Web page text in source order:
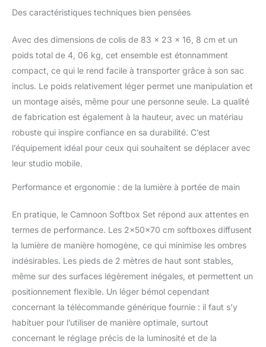
d'éclairage (lumière
froide, lumière froide +
une température bicolore
de 2800K-5700K et une
luminosité réglable de 1%
à 100% peuvent
besoins d'éclairage dans
différents scénarios de
photographie. Grande
Boîte à Lumière Flexible :
avec tissu diffuseur
blanc vous fournit un
uniforme ; avec prise E27
pour l'installation directe
de la lumière LED ; et la
boîte à lumière peut
vous permettre d'avoir
des angles de lumière
optimaux, rendant vos
photos et vidéos plus
professionnelles.
Des caractéristiques techniques bien pensées
Avec des dimensions de colis de 83 x 23 x 16, 8 cm et un
poids total de 4, 06 kg, cet ensemble est étonnamment
compact, ce qui le rend facile à transporter grâce à son sac
inclus. Le poids relativement léger permet une manipulation et
un montage aisés, même pour une personne seule. La qualité
de fabrication est également à la hauteur, avec un matériau
robuste qui inspire confiance en sa durabilité. C’est
l’équipement idéal pour ceux qui souhaitent se déplacer avec
leur studio mobile.
Performance et ergonomie : de la lumière à portée de main
En pratique, le Camnoon Softbox Set répond aux attentes en
termes de performance. Les 2x50x70 cm softboxes diffusent
la lumière de manière homogène, ce qui minimise les ombres
indésirables. Les pieds de 2 mètres de haut sont stables,
même sur des surfaces légèrement inégales, et permettent un
positionnement flexible. Un léger bémol cependant
concernant la télécommande générique fournie : il faut s’y
habituer pour l’utiliser de manière optimale, surtout
concernant le réglage précis de la luminosité et de la